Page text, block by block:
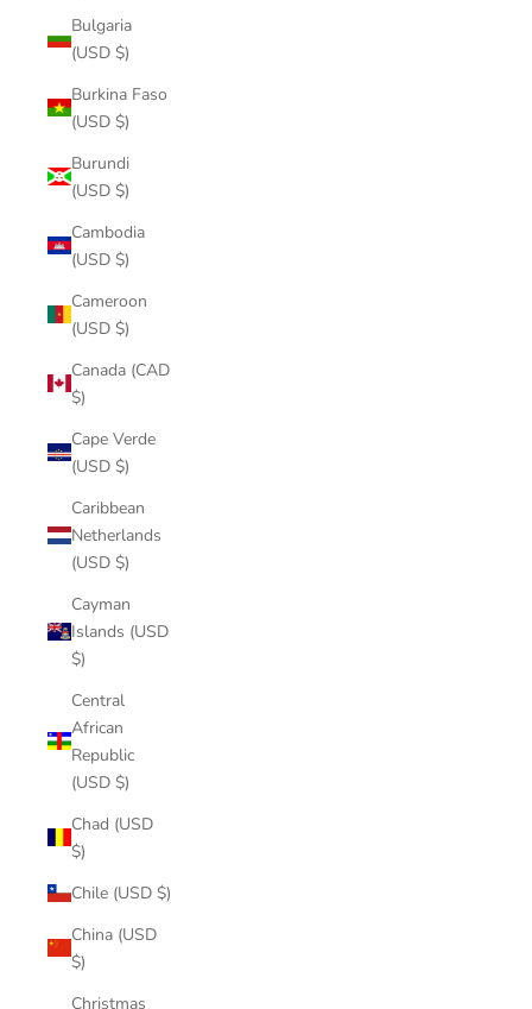
Bulgaria
(USD $)
Burkina Faso
(USD $)
Burundi
(USD $)
Cambodia
(USD $)
Cameroon
(USD $)
Canada (CAD
$)
Cape Verde
(USD $)
Caribbean
Netherlands
(USD $)
Cayman
Islands (USD
$)
Central
African
Republic
(USD $)
Chad (USD
$)
Chile (USD $)
China (USD
$)
Christmas